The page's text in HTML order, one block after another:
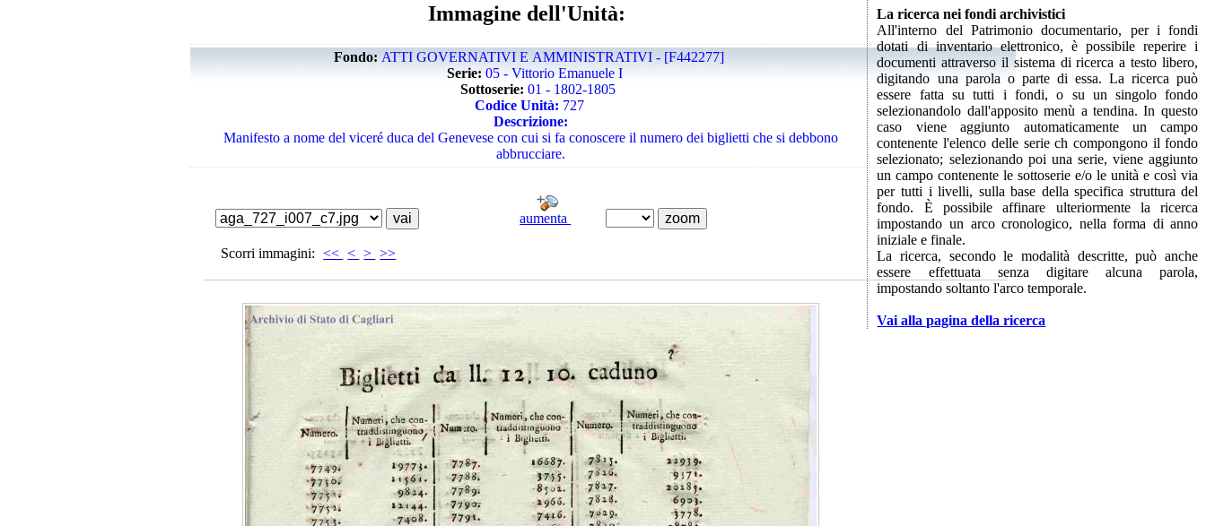
La ricerca nei fondi archivistici
All'interno del Patrimonio documentario, per i fondi
dotati di inventario elettronico, è possibile reperire i
documenti attraverso il sistema di ricerca a testo libero,
digitando una parola o parte di essa. La ricerca può
essere fatta su tutti i fondi, o su un singolo fondo
selezionandolo dall'apposito menù a tendina. In questo
caso viene aggiunto automaticamente un campo
contenente l'elenco delle serie ch compongono il fondo
selezionato; selezionando poi una serie, viene aggiunto
un campo contenente le sottoserie e/o le unità e così via
per tutti i livelli, sulla base della specifica struttura del
fondo. È possibile affinare ulteriormente la ricerca
impostando un arco cronologico, nella forma di anno
iniziale e finale.
La ricerca, secondo le modalità descritte, può anche
essere effettuata senza digitare alcuna parola,
impostando soltanto l'arco temporale.
Vai alla pagina della ricerca
Immagine dell'Unità:
Fondo: ATTI GOVERNATIVI E AMMINISTRATIVI - [F442277]
Serie: 05 - Vittorio Emanuele I
Sottoserie:01 - 1802-1805
Codice Unità: 727
Descrizione:
Manifesto a nome del viceré duca del Genevese con cui si fa conoscere il numero dei biglietti che si debbono
abbrucciare.
aumenta
Scorri immagini: << < > >>